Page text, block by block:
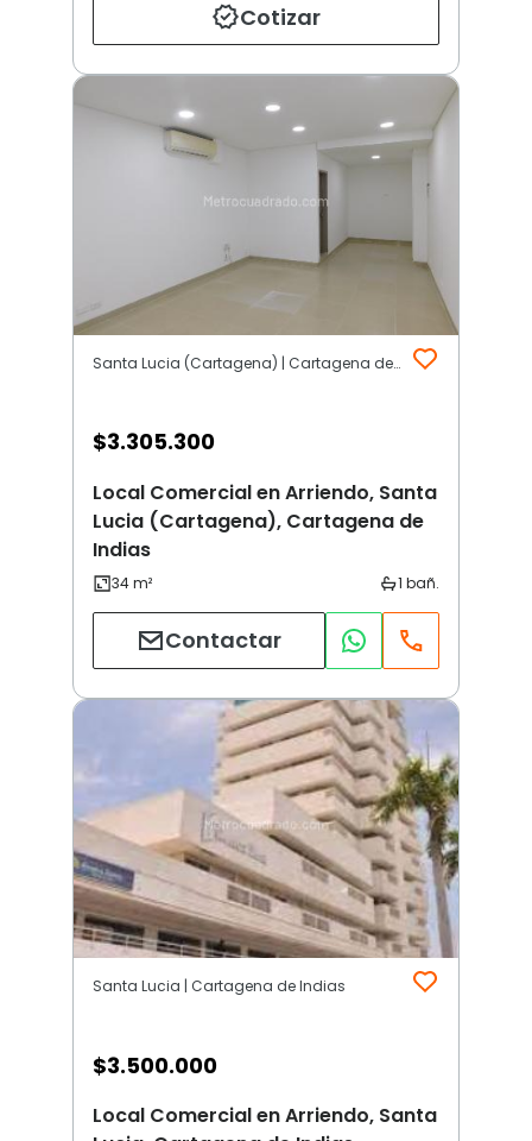
Cotizar
Santa Lucia (Cartagena) | Cartagena de Indias
$3.305.300
Local Comercial en Arriendo, Santa
Lucia (Cartagena), Cartagena de
Indias
Contactar
Santa Lucia | Cartagena de Indias
$3.500.000
Local Comercial en Arriendo, Santa